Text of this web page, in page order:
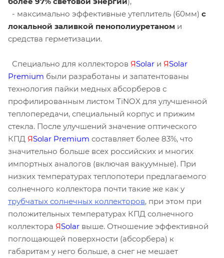
- максимально эффективные утеплитель (60мм) с
локальной заливкой пенополиуретаном и
средства герметизации.
Специально для коллекторов ЯSolar и ЯSolar
Premium были разработаны и запатентованы
технология пайки медных абсорберов с
профилированным листом TiNOX для улучшенной
теплопередачи, специальный корпус и прижим
стекла. После улучшений значение оптического
КПД ЯSolar Premium составляет более 83%, что
значительно больше всех российских и многих
импортных аналогов (включая вакуумные). При
низких температурах теплопотери предлагаемого
солнечного коллектора почти такие же как у
трубчатых солнечных коллекторов, при этом при
положительных температурах КПД солнечного
коллектора ЯSolar выше. Отношение эффективной
поглощающей поверхности (абсорбера) к
габаритам у него больше, а снег не мешает